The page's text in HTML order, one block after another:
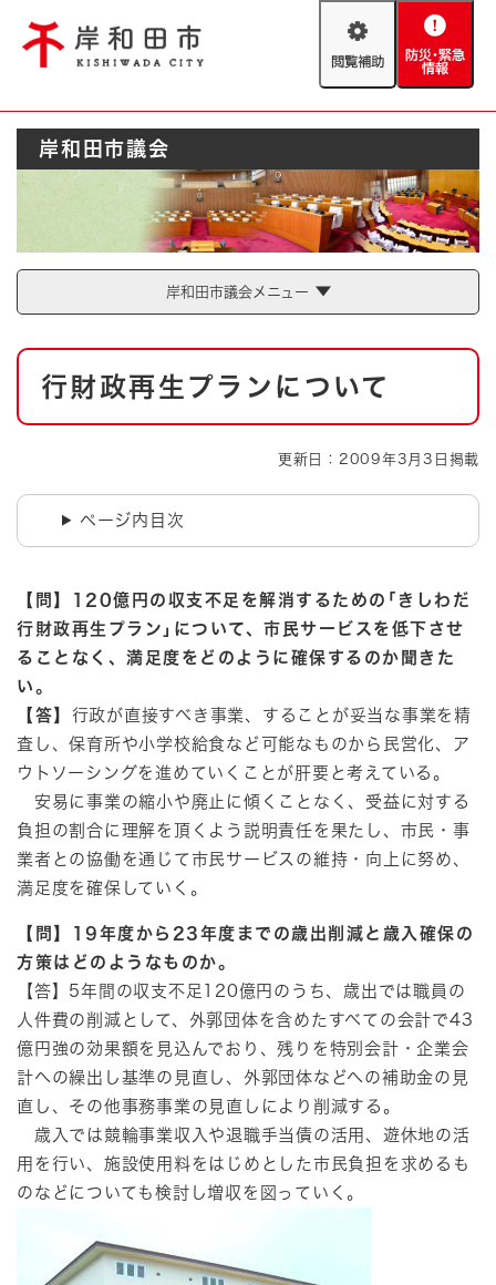
閲
助
防
緊
情
報
Foreign language
やさしい日本語
とじる
防災・緊急情報
ハザードマップ AED設置箇所
とじる
岸和田市議会
岸和田市議会メニュー
本
行財政再生プランについて
更新日：2009年3月3日掲載
ページ内目次
【問】120億円の収支不足を解消するための｢きしわだ
行財政再生プラン｣について、市民サービスを低下させ
ることなく、満足度をどのように確保するのか聞きた
い。
【答】 行政が直接すべき事業、することが妥当な事業を精
査し、保育所や小学校給食など可能なものから民営化、ア
ウトソーシングを進めていくことが肝要と考えている。
安易に事業の縮小や廃止に傾くことなく、受益に対する
負担の割合に理解を頂くよう説明責任を果たし、市民・事
業者との協働を通じて市民サービスの維持・向上に努め、
満足度を確保していく。
【問】19年度から23年度までの歳出削減と歳入確保の
方策はどのようなものか。
【答】5年間の収支不足120億円のうち、歳出では職員の
人件費の削減として、外郭団体を含めたすべての会計で43
億円強の効果額を見込んでおり、残りを特別会計・企業会
計への繰出し基準の見直し、外郭団体などへの補助金の見
直し、その他事務事業の見直しにより削減する。
歳入では競輪事業収入や退職手当債の活用、遊休地の活
用を行い、施設使用料をはじめとした市民負担を求めるも
のなどについても検討し増収を図っていく。